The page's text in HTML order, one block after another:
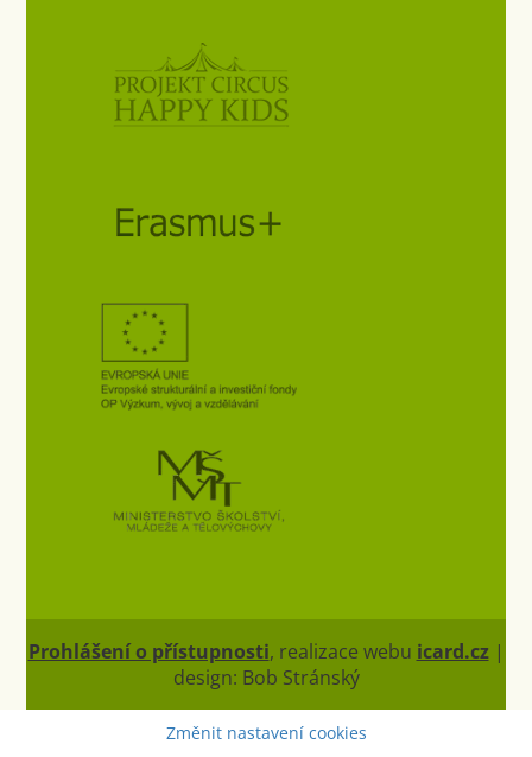
Prohlášení o přístupnosti, realizace webu icard.cz|
design: Bob Stránský
Změnit nastavení cookies